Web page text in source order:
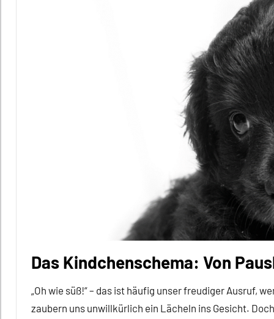
Einflüsse
Beziehungen
Das Kindchenschema: Von
„Oh wie süß!“ – das ist häufig unser freudiger Ausruf,
zaubern uns unwillkürlich ein Lächeln ins Gesicht.